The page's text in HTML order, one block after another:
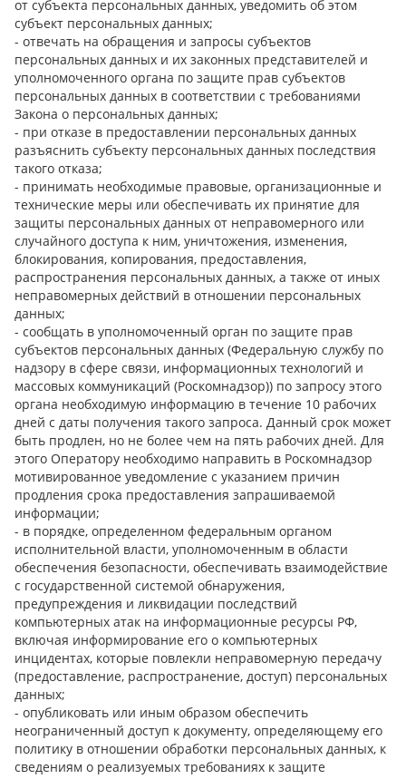
от субъекта персональных данных, уведомить об этом
субъект персональных данных;
- отвечать на обращения и запросы субъектов
персональных данных и их законных представителей и
уполномоченного органа по защите прав субъектов
персональных данных в соответствии с требованиями
Закона о персональных данных;
- при отказе в предоставлении персональных данных
разъяснить субъекту персональных данных последствия
такого отказа;
- принимать необходимые правовые, организационные и
технические меры или обеспечивать их принятие для
защиты персональных данных от неправомерного или
случайного доступа к ним, уничтожения, изменения,
блокирования, копирования, предоставления,
распространения персональных данных, а также от иных
неправомерных действий в отношении персональных
данных;
- сообщать в уполномоченный орган по защите прав
субъектов персональных данных (Федеральную службу по
надзору в сфере связи, информационных технологий и
массовых коммуникаций (Роскомнадзор)) по запросу этого
органа необходимую информацию в течение 10 рабочих
дней с даты получения такого запроса. Данный срок может
быть продлен, но не более чем на пять рабочих дней. Для
этого Оператору необходимо направить в Роскомнадзор
мотивированное уведомление с указанием причин
продления срока предоставления запрашиваемой
информации;
- в порядке, определенном федеральным органом
исполнительной власти, уполномоченным в области
обеспечения безопасности, обеспечивать взаимодействие
с государственной системой обнаружения,
предупреждения и ликвидации последствий
компьютерных атак на информационные ресурсы РФ,
включая информирование его о компьютерных
инцидентах, которые повлекли неправомерную передачу
(предоставление, распространение, доступ) персональных
данных;
- опубликовать или иным образом обеспечить
неограниченный доступ к документу, определяющему его
политику в отношении обработки персональных данных, к
сведениям о реализуемых требованиях к защите